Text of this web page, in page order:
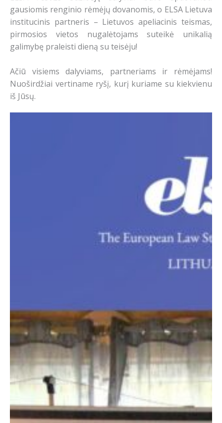
gausiomis renginio rėmėjų dovanomis, o ELSA Lietuva
institucinis partneris – Lietuvos apeliacinis teismas,
pirmosios vietos nugalėtojams suteikė unikalią
galimybę praleisti dieną su teisėju!
Ačiū visiems dalyviams, partneriams ir rėmėjams!
Nuoširdžiai vertiname ryšį, kurį kuriame su kiekvienu
iš Jūsų.